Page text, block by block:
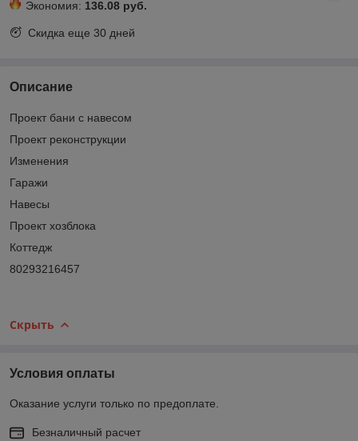
Экономия: 136.08 руб.
Скидка еще 30 дней
Описание
Проект бани с навесом
Проект реконструкции
Изменения
Гаражи
Навесы
Проект хозблока
Коттедж
80293216457
Скрыть
Условия оплаты
Оказание услуги только по предоплате.
Безналичный расчет